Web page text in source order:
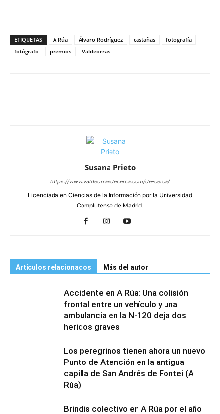
ETIQUETAS A Rúa Álvaro Rodríguez castañas
fotografía
fotógrafo
premios Valdeorras
Susana Prieto
https://www.valdeorrasdecerca.com/de-cerca/
Licenciada en Ciencias de la Información por la Universidad
Complutense de Madrid.
Artículos relacionados Más del autor
Accidente en A Rúa: Una colisión
frontal entre un vehículo y una
ambulancia en la N-120 deja dos
heridos graves
Los peregrinos tienen ahora un nuevo
Punto de Atención en la antigua
capilla de San Andrés de Fontei (A
Rúa)
Brindis colectivo en A Rúa por el año